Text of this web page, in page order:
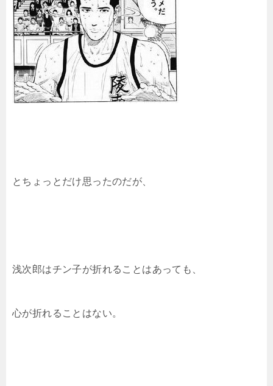
とちょっとだけ思ったのだが、
浅次郎はチン子が折れることはあっても、
心が折れることはない。